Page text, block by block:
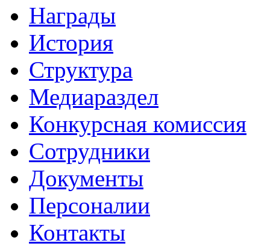
Награды
История
Структура
Медиараздел
Конкурсная комиссия
Сотрудники
Документы
Персоналии
Контакты